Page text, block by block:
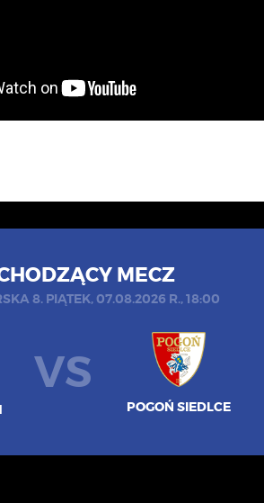
MECZ
8. PIĄTEK, 07.08.2026 R., 18:00
VS
POGOŃ SIEDLCE